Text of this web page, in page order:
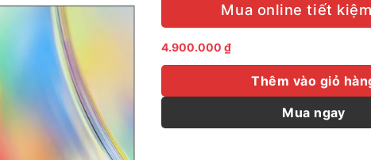
Mua online tiết
4.900.000 ₫
Thêm vào giỏ
Mua ngay